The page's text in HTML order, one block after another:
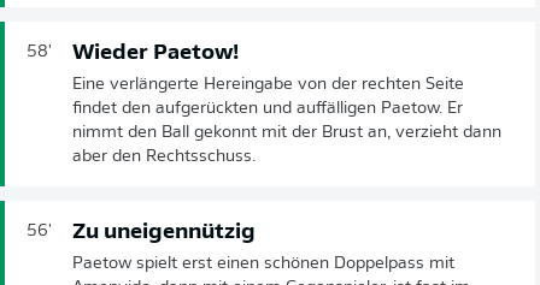
58' Wieder Paetow!
Eine verlängerte Hereingabe von der rechten Seite
findet den aufgerückten und auffälligen Paetow. Er
nimmt den Ball gekonnt mit der Brust an, verzieht dann
aber den Rechtsschuss.
56' Zu uneigennützig
Paetow spielt erst einen schönen Doppelpass mit